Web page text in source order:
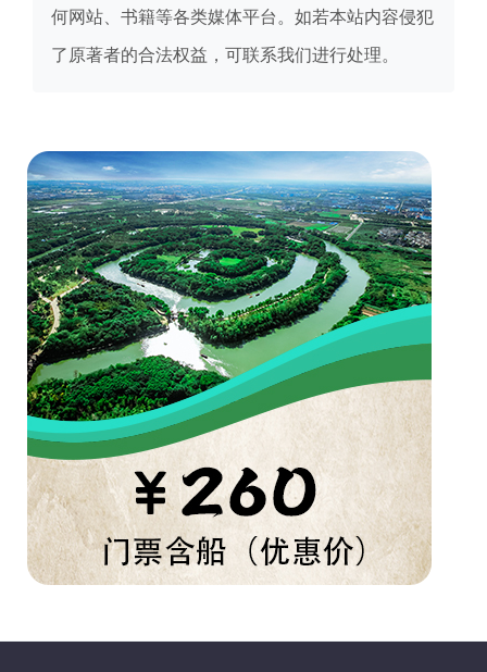
何网站、书籍等各类媒体平台。如若本站内容侵犯
了原著者的合法权益，可联系我们进行处理。